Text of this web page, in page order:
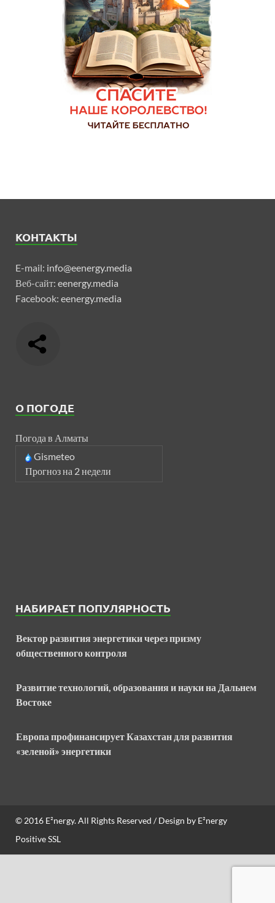
КОНТАКТЫ
E-mail: info@eenergy.media
Веб-сайт: eenergy.media
Facebook: eenergy.media
О ПОГОДЕ
Погода в Алматы
Gismeteo
Прогноз на 2 недели
НАБИРАЕТ ПОПУЛЯРНОСТЬ
Вектор развития энергетики через призму
общественного контроля
Развитие технологий, образования и науки на Дальнем
Востоке
Европа профинансирует Казахстан для развития
«зеленой» энергетики
© 2016 E²nergy. All Rights Reserved / Design by E²nergy
Positive SSL